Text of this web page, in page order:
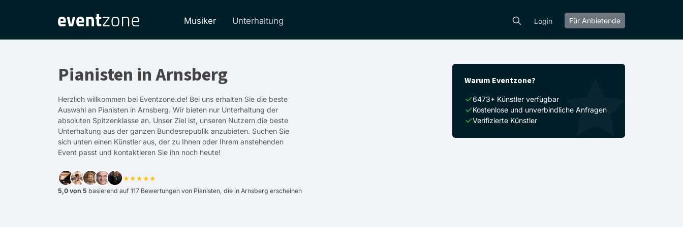
Musiker Unterhaltung Login Für Anbietende
Pianisten in Arnsberg
Herzlich willkommen bei Eventzone.de! Bei uns erhalten Sie die beste
Auswahl an Pianisten in Arnsberg. Wir bieten nur Unterhaltung der
absoluten Spitzenklasse an. Unser Ziel ist, unseren Nutzern die beste
Unterhaltung aus der ganzen Bundesrepublik anzubieten. Suchen Sie
sich unten einen Künstler aus, der zu Ihnen oder Ihrem anstehenden
Event passt und kontaktieren Sie ihn noch heute!
★★★★★
5,0 von 5 basierend auf 117 Bewertungen von Pianisten, die in Arnsberg erscheinen
Warum Eventzone?
6473+ Künstler verfügbar
Kostenlose und unverbindliche Anfragen
Verifizierte Künstler